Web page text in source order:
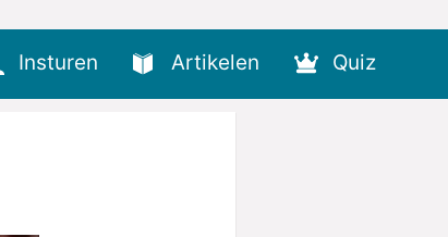
Insturen Artikelen Quiz